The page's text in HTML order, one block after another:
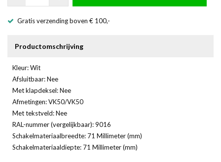
Gratis verzending boven € 100,-
Productomschrijving
Kleur: Wit
Afsluitbaar: Nee
Met klapdeksel: Nee
Afmetingen: VK50/VK50
Met tekstveld: Nee
RAL-nummer (vergelijkbaar): 9016
Schakelmateriaalbreedte: 71 Millimeter (mm)
Schakelmateriaaldiepte: 71 Millimeter (mm)